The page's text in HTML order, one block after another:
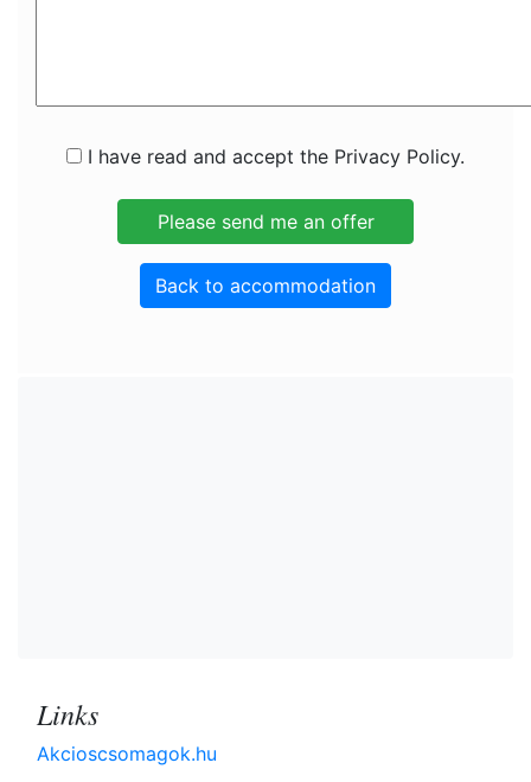
I have read and accept the Privacy Policy.
Back to accommodation
Links
Akcioscsomagok.hu